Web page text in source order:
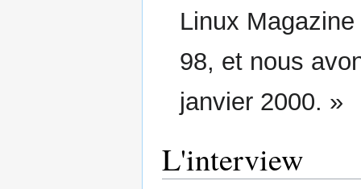
Linux
98, et nous
janvier 2000. »
L'interview